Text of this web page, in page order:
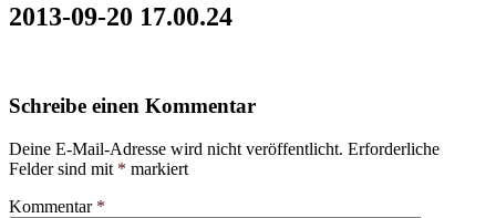
2013-09-20 17.00.24
Schreibe einen Kommentar
Deine E-Mail-Adresse wird nicht veröffentlicht. Erforderliche
Felder sind mit * markiert
Kommentar *